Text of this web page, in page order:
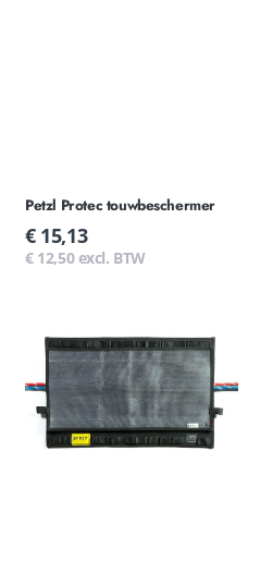
Petzl Protec touwbeschermer
Normale
prijs
€ 15,13
€ 12,50 excl. BTW
Wear
Sheet
40x91cm